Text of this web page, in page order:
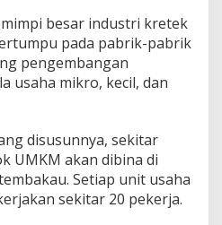
besar industri kretek
pada pabrik-pabrik
pengembangan
usaha mikro, kecil, dan
disusunnya, sekitar
UMKM akan dibina di
Setiap unit usaha
sekitar 20 pekerja.